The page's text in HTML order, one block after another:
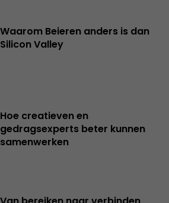
Waarom Beieren anders is dan
Silicon Valley
Hoe creatieven en
gedragsexperts beter kunnen
samenwerken